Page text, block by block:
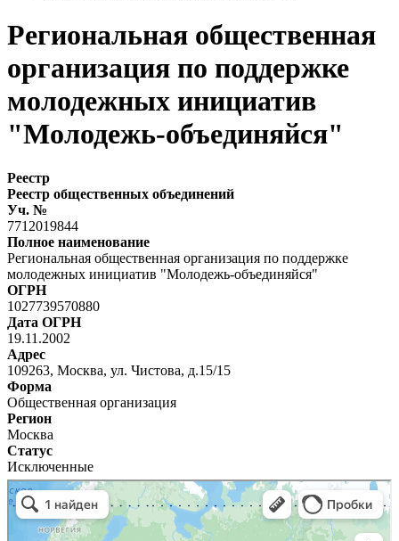
Региональная общественная
организация по поддержке
молодежных инициатив
"Молодежь-объединяйся"
Реестр
Реестр общественных объединений
Уч. №
7712019844
Полное наименование
Региональная общественная организация по поддержке
молодежных инициатив "Молодежь-объединяйся"
ОГРН
1027739570880
Дата ОГРН
19.11.2002
Адрес
109263, Москва, ул. Чистова, д.15/15
Форма
Общественная организация
Регион
Москва
Статус
Исключенные